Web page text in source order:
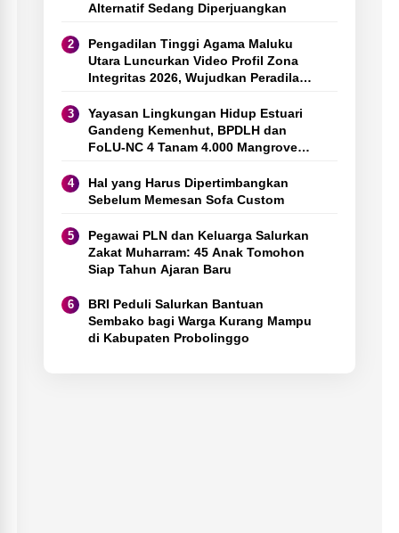
Alternatif Sedang Diperjuangkan
Pengadilan Tinggi Agama Maluku
Utara Luncurkan Video Profil Zona
Integritas 2026, Wujudkan Peradilan
Yayasan Lingkungan Hidup Estuari
Gandeng Kemenhut, BPDLH dan
FoLU-NC 4 Tanam 4.000 Mangrove
Hal yang Harus Dipertimbangkan
Sebelum Memesan Sofa Custom
⁠Pegawai PLN dan Keluarga Salurkan
Zakat Muharram: 45 Anak Tomohon
Siap Tahun Ajaran Baru
BRI Peduli Salurkan Bantuan
Sembako bagi Warga Kurang Mampu
di Kabupaten Probolinggo